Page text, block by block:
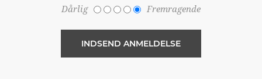
Dårlig Fremragende